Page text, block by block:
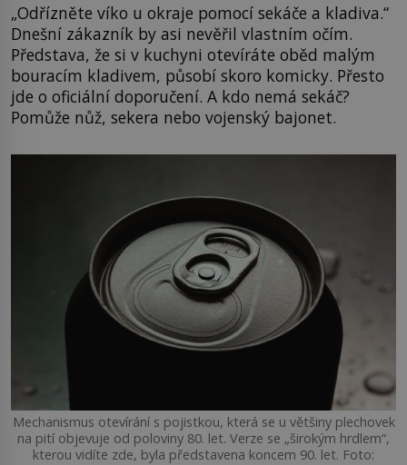
„Odřízněte víko u okraje pomocí sekáče a kladiva.“
Dnešní zákazník by asi nevěřil vlastním očím.
Představa, že si v kuchyni otevíráte oběd malým
bouracím kladivem, působí skoro komicky. Přesto
jde o oficiální doporučení. A kdo nemá sekáč?
Pomůže nůž, sekera nebo vojenský bajonet.
Mechanismus otevírání s pojistkou, která se u většiny plechovek
na pití objevuje od poloviny 80. let. Verze se „širokým hrdlem“,
kterou vidíte zde, byla představena koncem 90. let. Foto: